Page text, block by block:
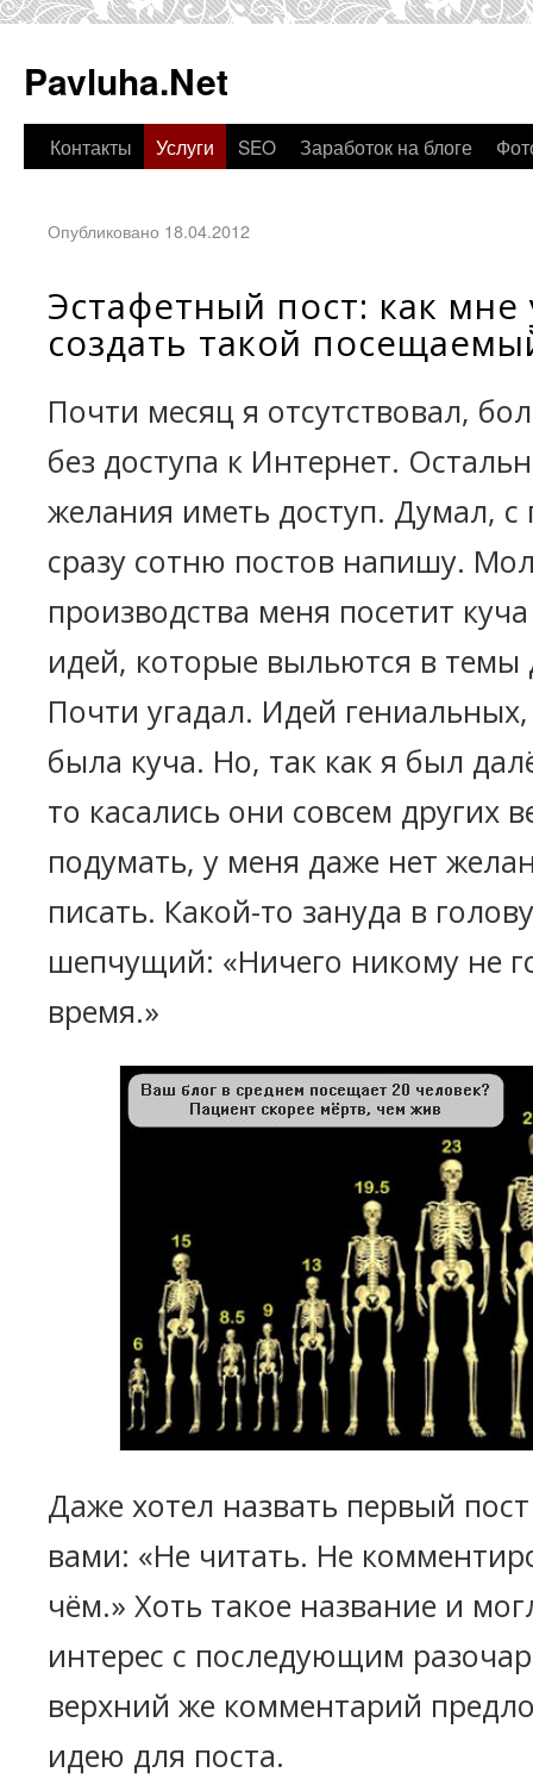
Pavluha.Net
Контакты Услуги SEO Заработок на блоге
Опубликовано 18.04.2012
Эстафетный пост: как мне
создать такой
Почти месяц я отсутствовал,
без доступа к Интернет.
желания иметь доступ. Думал, с
сразу сотню постов напишу.
производства меня посетит
идей, которые выльются в темы
Почти угадал. Идей
была куча. Но, так как я был
то касались они совсем других
подумать, у меня даже нет
писать. Какой-то зануда в
шепчущий: «Ничего никому не
время.»
Даже хотел назвать первый
вами: «Не читать. Не
чём.» Хоть такое название и
интерес с последующим
верхний же комментарий
идею для поста.